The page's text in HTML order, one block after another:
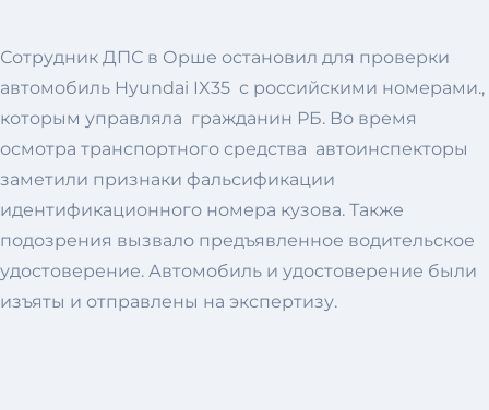
Сотрудник ДПС в Орше остановил для проверки
автомобиль Hyundai IX35 с российскими номерами.,
которым управляла гражданин РБ. Во время
осмотра транспортного средства автоинспекторы
заметили признаки фальсификации
идентификационного номера кузова. Также
подозрения вызвало предъявленное водительское
удостоверение. Автомобиль и удостоверение были
изъяты и отправлены на экспертизу.